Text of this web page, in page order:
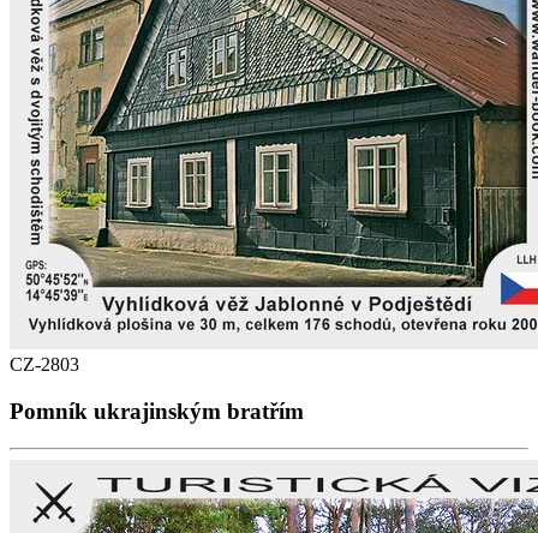
CZ-2803
Pomník ukrajinským bratřím